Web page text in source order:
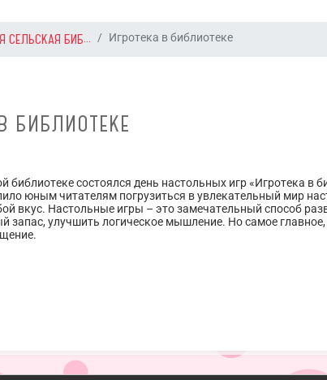
СЕЛЬСКАЯ БИБ... Игротека в библиотеке
БИБЛИОТЕКЕ
библиотеке состоялся день настольных игр «Игротека в
юным читателям погрузиться в увлекательный мир
вкус. Настольные игры – это замечательный способ
запас, улучшить логическое мышление. Но самое